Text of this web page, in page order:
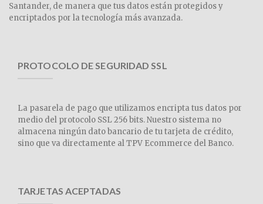
Santander, de manera que tus datos están protegidos y
encriptados por la tecnología más avanzada.
PROTOCOLO DE SEGURIDAD SSL
La pasarela de pago que utilizamos encripta tus datos por
medio del protocolo SSL 256 bits. Nuestro sistema no
almacena ningún dato bancario de tu tarjeta de crédito,
sino que va directamente al TPV Ecommerce del Banco.
TARJETAS ACEPTADAS